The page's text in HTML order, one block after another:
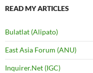
READ MY ARTICLES
Bulatlat (Alipato)
East Asia Forum (ANU)
Inquirer.Net (IGC)